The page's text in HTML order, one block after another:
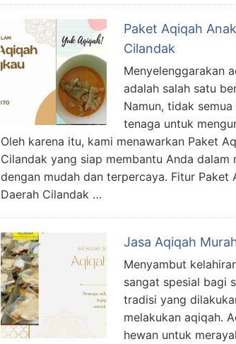
Paket Aqiqah
Cilandak
Menyelenggarakan
adalah salah satu
Namun, tidak
tenaga untuk
Oleh karena itu, kami menawarkan Paket
Cilandak yang siap membantu Anda dalam
dengan mudah dan terpercaya. Fitur Paket
Daerah Cilandak …
Jasa Aqiqah
Menyambut
sangat spesial bagi
tradisi yang
melakukan aqiqah.
hewan untuk